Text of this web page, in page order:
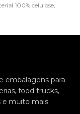
100% celulose,
embalagens para
food trucks,
e muito mais.